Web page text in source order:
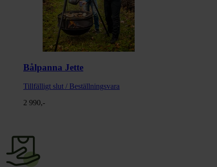
Bålpanna Jette
Tillfälligt slut / Beställningsvara
2 990,-